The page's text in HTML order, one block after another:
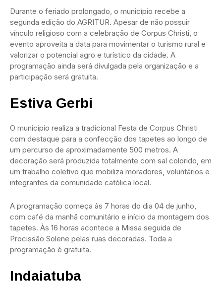
Durante o feriado prolongado, o município recebe a
segunda edição do AGRITUR. Apesar de não possuir
vínculo religioso com a celebração de Corpus Christi, o
evento aproveita a data para movimentar o turismo rural e
valorizar o potencial agro e turístico da cidade. A
programação ainda será divulgada pela organização e a
participação será gratuita.
Estiva Gerbi
O município realiza a tradicional Festa de Corpus Christi
com destaque para a confecção dos tapetes ao longo de
um percurso de aproximadamente 500 metros. A
decoração será produzida totalmente com sal colorido, em
um trabalho coletivo que mobiliza moradores, voluntários e
integrantes da comunidade católica local.
A programação começa às 7 horas do dia 04 de junho,
com café da manhã comunitário e início da montagem dos
tapetes. Às 16 horas acontece a Missa seguida de
Procissão Solene pelas ruas decoradas. Toda a
programação é gratuita.
Indaiatuba